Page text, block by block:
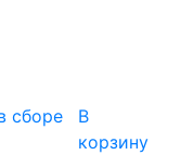
В
корзину